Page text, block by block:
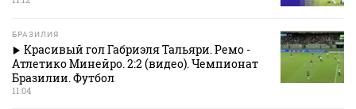
БРАЗИЛИЯ
Красивый гол Габриэля Тальяри. Ремо -
Атлетико Минейро. 2:2 (видео). Чемпионат
Бразилии. Футбол
11:04